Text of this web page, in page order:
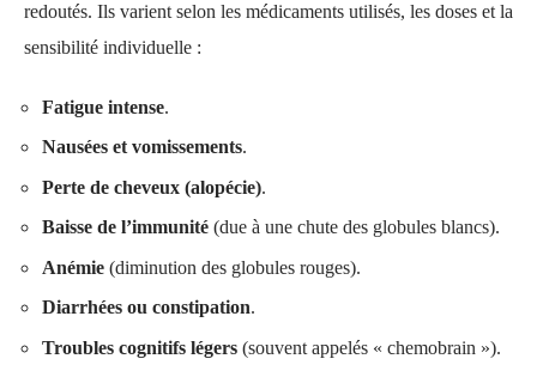
redoutés. Ils varient selon les médicaments utilisés, les doses et la
sensibilité individuelle :
Fatigue intense.
Nausées et vomissements.
Perte de cheveux (alopécie).
Baisse de l’immunité (due à une chute des globules blancs).
Anémie (diminution des globules rouges).
Diarrhées ou constipation.
Troubles cognitifs légers (souvent appelés « chemobrain »).